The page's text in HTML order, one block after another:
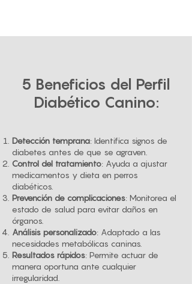
5 Beneficios del Perfil
Diabético Canino:
Detección temprana: Identifica signos de
diabetes antes de que se agraven.
Control del tratamiento: Ayuda a ajustar
medicamentos y dieta en perros
diabéticos.
Prevención de complicaciones: Monitorea el
estado de salud para evitar daños en
órganos.
Análisis personalizado: Adaptado a las
necesidades metabólicas caninas.
Resultados rápidos: Permite actuar de
manera oportuna ante cualquier
irregularidad.